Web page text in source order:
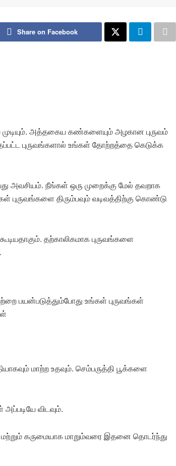
Share on Facebook
அத்தகைய கண்களையும் அழகான புருவம்
புருவங்களால் உங்கள் தோற்றத்தை கெடுக்க
அவசியம். நீங்கள் ஒரு முறைக்கு மேல் தவறாக
புருவங்களை திரும்பவும் வடிவத்திற்கு கொண்டு
தற்காலிகமாக புருவங்களை
பயன்படுத்தும்போது உங்கள் புருவங்கள்
மாற்ற உதவும். செம்பருத்தி பூக்களை
விடவும்.
மற்றும் கருமையாக மாறும்வரை இதனை தொடர்ந்து